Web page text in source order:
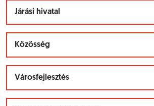
Járási hivatal
Közösség
Városfejlesztés